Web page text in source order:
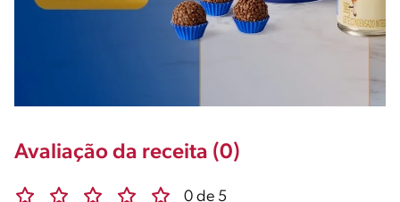
Avaliação da receita (0)
0 de 5